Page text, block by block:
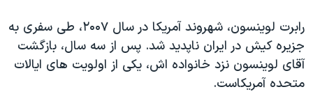
اقتصادی
علم و فناوری
اسرائیل در جنگ
حمله جمهوری اسلامی به اسرائیل
رمز مهسا
ورزش زنان در ایران
زبانهای مختلف
رابرت لوینسون، شهروند آمریکا در سال ۲۰۰۷، طی سفری به
جزیره کیش در ایران ناپدید شد. پس از سه سال، بازگشت
آقای لوینسون نزد خانواده اش، یکی از اولویت های ایالات
متحده آمریکاست.